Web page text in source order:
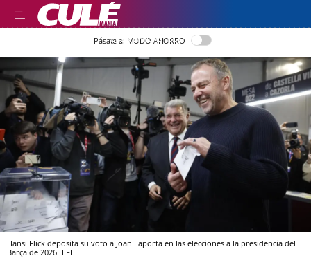
LEER EN CASTELLANO
Pásate al MODO AHORRO
Hansi Flick deposita su voto a Joan Laporta en las elecciones a la presidencia del
Barça de 2026 EFE